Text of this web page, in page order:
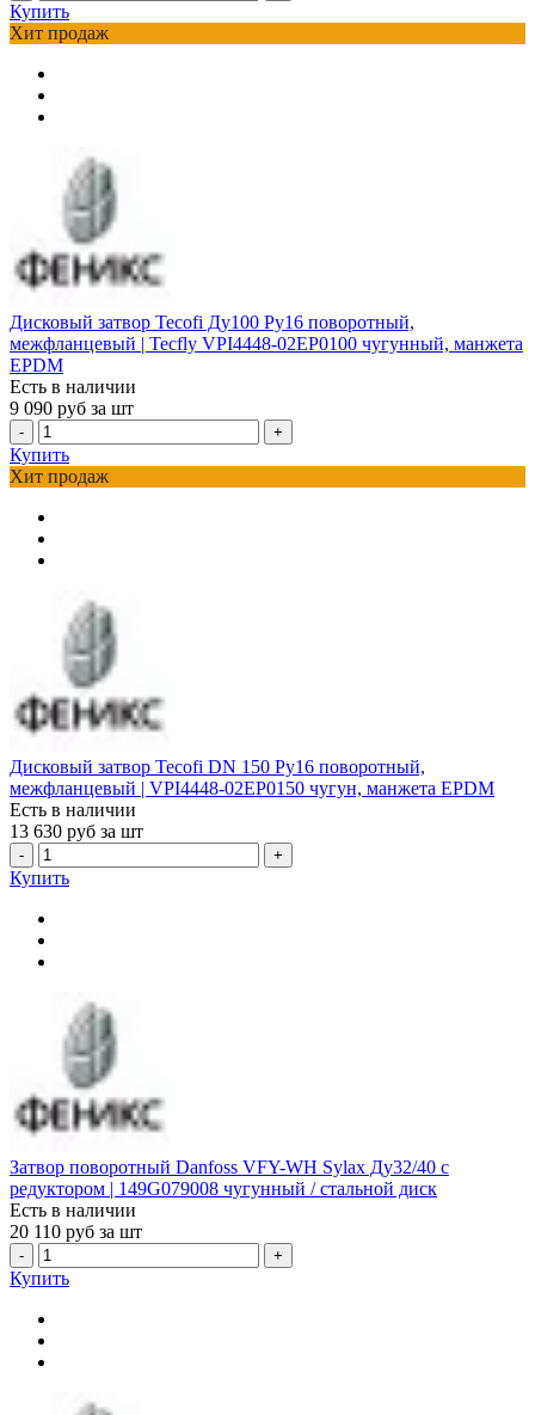
Купить
Хит продаж
Дисковый затвор Tecofi Ду100 Ру16 поворотный,
межфланцевый | Tecfly VPI4448-02EP0100 чугунный, манжета
EPDM
Есть в наличии
9 090 руб за шт
- +
Купить
Хит продаж
Дисковый затвор Tecofi DN 150 Ру16 поворотный,
межфланцевый | VPI4448-02EP0150 чугун, манжета EPDM
Есть в наличии
13 630 руб за шт
- +
Купить
Затвор поворотный Danfoss VFY-WH Sylax Ду32/40 с
редуктором | 149G079008 чугунный / стальной диск
Есть в наличии
20 110 руб за шт
- +
Купить